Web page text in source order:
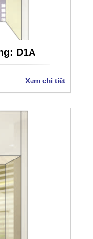
D1A
Xem chi tiết